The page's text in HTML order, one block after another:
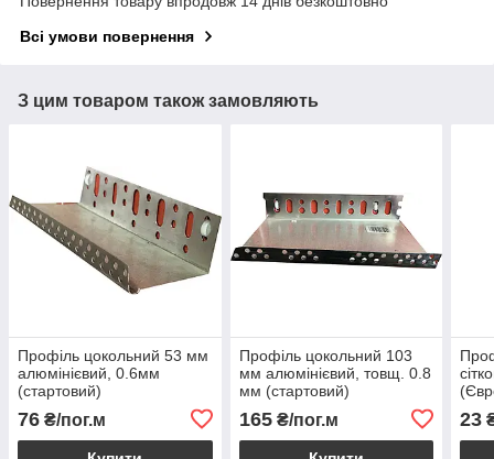
Всі умови повернення
З цим товаром також замовляють
Профіль цокольний 53 мм
алюмінієвий, 0.6мм
(стартовий)
76 ₴/пог.м
Профіль цокольний 103
мм алюмінієвий, товщ. 0.8
мм (стартовий)
165₴/пог.м 23